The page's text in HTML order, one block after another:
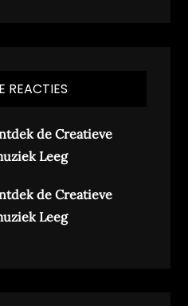
REACTIES
de Creatieve
Leeg
de Creatieve
Leeg